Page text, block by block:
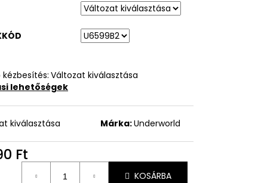
Változat kiválasztása
lehetőségek
kiválasztása Márka:Underworld
Ft
KOSÁRBA